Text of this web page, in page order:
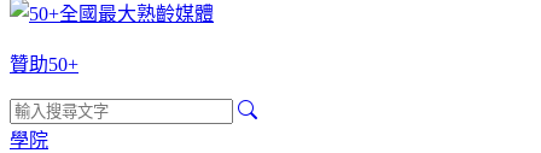
贊助50+
學院